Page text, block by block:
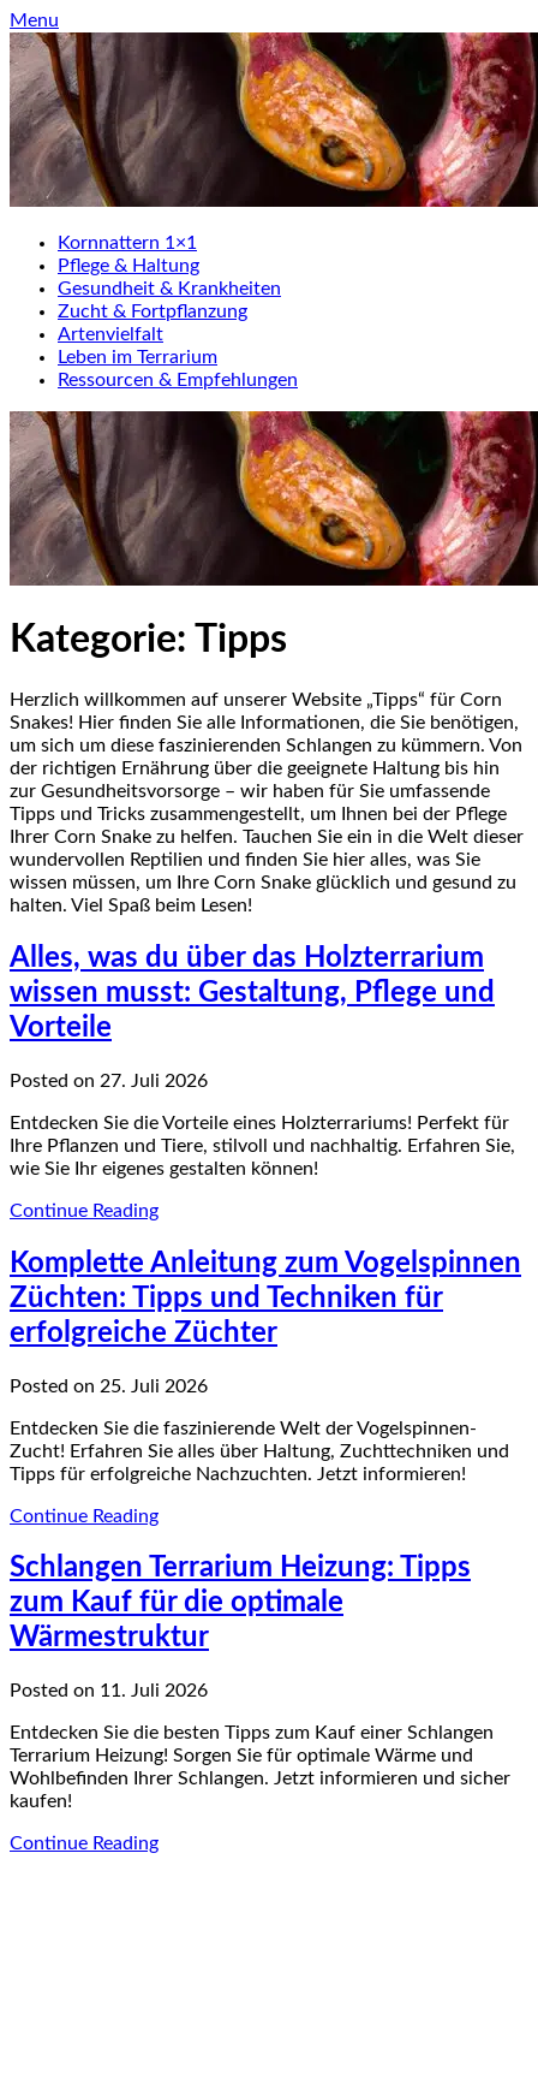
Skip
to
content
Menu
Kornnattern 1×1
Pflege & Haltung
Gesundheit & Krankheiten
Zucht & Fortpflanzung
Artenvielfalt
Leben im Terrarium
Ressourcen & Empfehlungen
Kategorie: Tipps
Herzlich willkommen auf unserer Website „Tipps“ für Corn
Snakes! Hier finden Sie alle Informationen, die Sie benötigen,
um sich um diese faszinierenden Schlangen zu kümmern. Von
der richtigen Ernährung über die geeignete Haltung bis hin
zur Gesundheitsvorsorge – wir haben für Sie umfassende
Tipps und Tricks zusammengestellt, um Ihnen bei der Pflege
Ihrer Corn Snake zu helfen. Tauchen Sie ein in die Welt dieser
wundervollen Reptilien und finden Sie hier alles, was Sie
wissen müssen, um Ihre Corn Snake glücklich und gesund zu
halten. Viel Spaß beim Lesen!
Alles, was du über das Holzterrarium
wissen musst: Gestaltung, Pflege und
Vorteile
Posted on 27. Juli 2026
Entdecken Sie die Vorteile eines Holzterrariums! Perfekt für
Ihre Pflanzen und Tiere, stilvoll und nachhaltig. Erfahren Sie,
wie Sie Ihr eigenes gestalten können!
Continue Reading
Komplette Anleitung zum Vogelspinnen
Züchten: Tipps und Techniken für
erfolgreiche Züchter
Posted on 25. Juli 2026
Entdecken Sie die faszinierende Welt der Vogelspinnen-
Zucht! Erfahren Sie alles über Haltung, Zuchttechniken und
Tipps für erfolgreiche Nachzuchten. Jetzt informieren!
Continue Reading
Schlangen Terrarium Heizung: Tipps
zum Kauf für die optimale
Wärmestruktur
Posted on 11. Juli 2026
Entdecken Sie die besten Tipps zum Kauf einer Schlangen
Terrarium Heizung! Sorgen Sie für optimale Wärme und
Wohlbefinden Ihrer Schlangen. Jetzt informieren und sicher
kaufen!
Continue Reading